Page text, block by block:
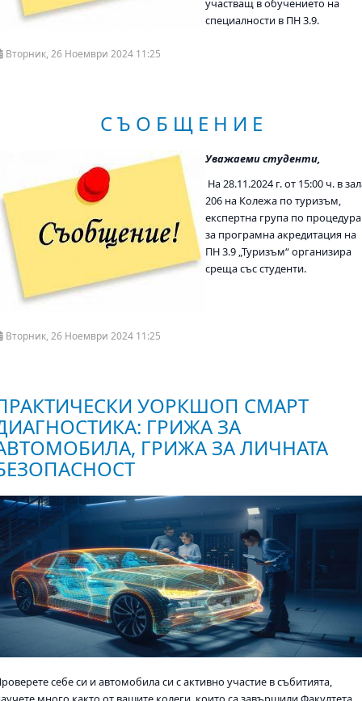
участващ в обучението на
специалности в ПН 3.9.
Вторник, 26 Ноември 2024 11:25
С Ъ О Б Щ Е Н И Е
Уважаеми студенти,
На 28.11.2024 г. от 15:00 ч. в
206 на Колежа по туризъм,
експертна група по процедура
за програмна акредитация на
ПН 3.9 „Туризъм“ организира
среща със студенти.
Вторник, 26 Ноември 2024 11:25
УОРКШОП СМАРТ
ГРИЖА ЗА
ГРИЖА ЗА ЛИЧНАТА
себе си и автомобила си с активно участие в събитията,